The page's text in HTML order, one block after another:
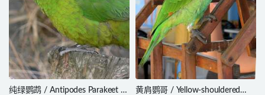
纯绿鹦鹉 / Antipodes Parakeet /
黄肩鹦哥 / Yellow-shouldered